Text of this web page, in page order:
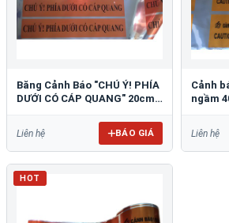
Băng Cảnh Báo "CHÚ Ý! PHÍA
DƯỚI CÓ CÁP QUANG" 20cm
Liên hệ BÁO GIÁ
Cảnh
ngầm
Liên hệ
HOT